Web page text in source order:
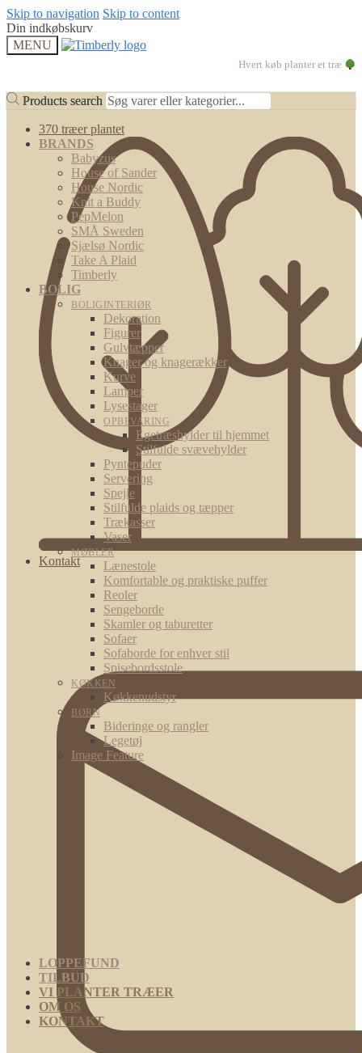
Skip to navigation Skip to content
Din indkøbskurv
MENU
Hvert køb planter et træ
Products search
370 træer plantet
Kontakt
Products search
BRANDS
Babyzus
House of Sander
House Nordic
Knit a Buddy
PepMelon
SMÅ Sweden
Sjælsø Nordic
Take A Plaid
Timberly
BOLIG
BOLIGINTERIØR
Dekoration
Figurer
Gulvtæpper
Knager og knagerækker
Kurve
Lamper
Lysestager
OPBEVARING
Egetræshylder til hjemmet
Stilfulde svævehylder
Pyntepuder
Servering
Spejle
Stilfulde plaids og tæpper
Trækasser
Vaser
MØBLER
Lænestole
Komfortable og praktiske puffer
Reoler
Sengeborde
Skamler og taburetter
Sofaer
Sofaborde for enhver stil
Spisebordsstole
KØKKEN
Køkkenudstyr
BØRN
Bideringe og rangler
Legetøj
Image Feature
LOPPEFUND
TILBUD
VI PLANTER TRÆER
OM OS
KONTAKT